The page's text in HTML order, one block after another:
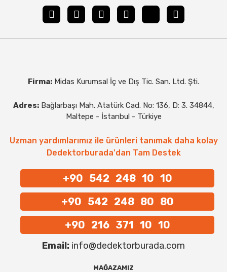
Firma: Midas Kurumsal İç ve Dış Tic. San. Ltd. Şti.
Adres: Bağlarbaşı Mah. Atatürk Cad. No: 136, D: 3. 34844,
Maltepe - İstanbul - Türkiye
Uzman yardımlarımız ile ürünleri tanımak daha kolay
Dedektorburada'dan Tam Destek
+90 542 248 10 10
+90 542 248 80 80
+90 216 371 10 10
Email: info@dedektorburada.com
MAĞAZAMIZ